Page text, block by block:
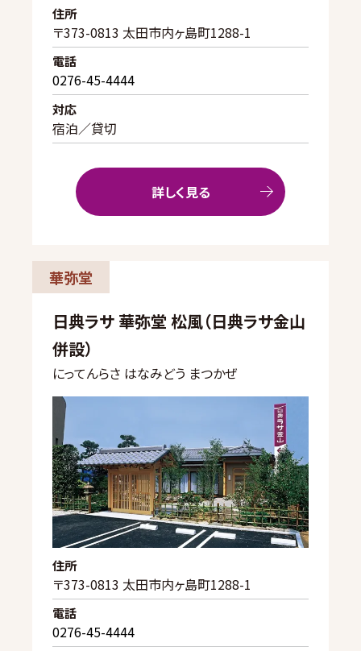
住所
〒373-0813 太田市内ヶ島町1288-1
電話
0276-45-4444
対応
宿泊／貸切
詳しく見る
華弥堂
日典ラサ 華弥堂 松風（日典ラサ金山
併設）
にってんらさ はなみどう まつかぜ
住所
〒373-0813 太田市内ヶ島町1288-1
電話
0276-45-4444